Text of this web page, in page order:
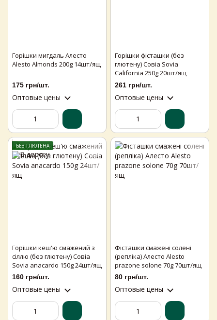
Горішки мигдаль Алесто
Alesto Аlmonds 200g 14шт/ящ
175 грн/шт.
Оптовые цены
Горішки фісташки (без
глютену) Совіа Sovia
California 250g 20шт/ящ
261 грн/шт.
Оптовые цены
БЕЗ ГЛЮТЕНА
Горішки кеш'ю смажений з
сіллю (без глютену) Совіа
Sovia anacardo 150g 24шт/ящ
160 грн/шт.
Оптовые цены
Фісташки смажені солені
(репліка) Алесто Alesto
prazone solone 70g 70шт/ящ
80 грн/шт.
Оптовые цены